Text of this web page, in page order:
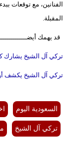
الفنانين، مع توقعات
المقبلة.
قد يهمك
تركي آل الشيخ يشارك
تركي آل الشيخ يكشف
السعودية اليوم
تركي آل الشيخ